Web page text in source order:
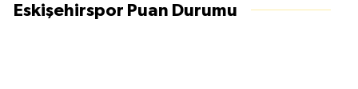
Eskişehirspor Puan Durumu